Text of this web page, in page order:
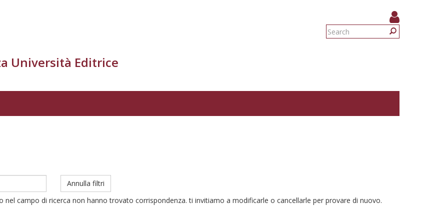
Search
Università Editrice
Annulla filtri
nel campo di ricerca non hanno trovato corrispondenza. ti invitiamo a modificarle o cancellarle per provare di nuovo.